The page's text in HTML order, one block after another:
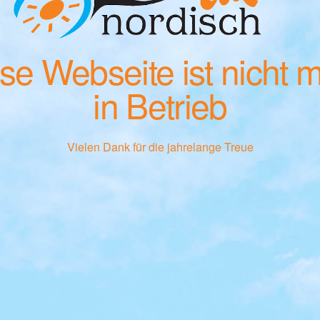
Webseite ist nicht
in Betrieb
Vielen Dank für die jahrelange Treue